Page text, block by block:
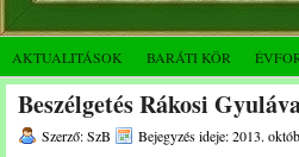
AKTUALITÁSOK BARÁTI KÖR
Beszélgetés Rákosi
Szerző: SzB Bejegyzés ideje: 2013.